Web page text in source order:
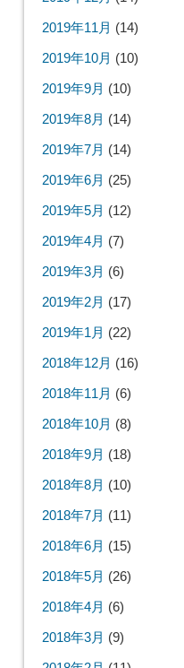
2019年11月 (14)
2019年10月 (10)
2019年9月 (10)
2019年8月 (14)
2019年7月 (14)
2019年6月 (25)
2019年5月 (12)
2019年4月 (7)
2019年3月 (6)
2019年2月 (17)
2019年1月 (22)
2018年12月 (16)
2018年11月 (6)
2018年10月 (8)
2018年9月 (18)
2018年8月 (10)
2018年7月 (11)
2018年6月 (15)
2018年5月 (26)
2018年4月 (6)
2018年3月 (9)